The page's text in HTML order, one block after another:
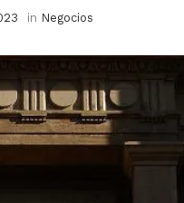
in Negocios